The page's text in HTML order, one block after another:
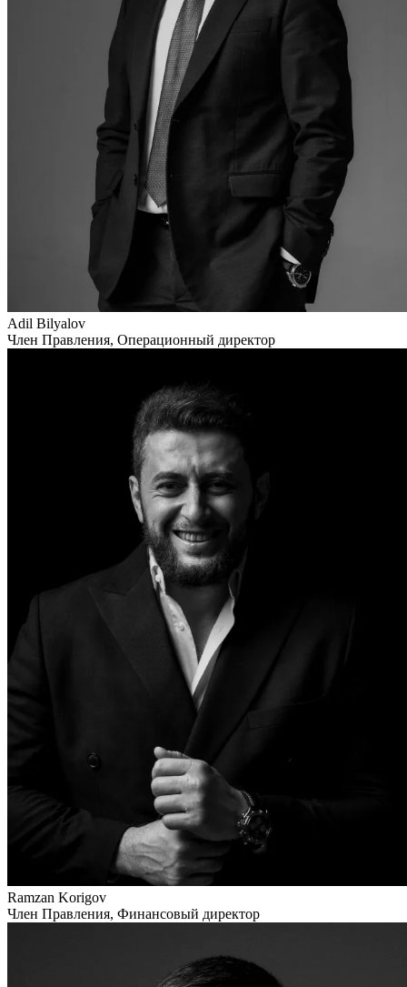
Adil Bilyalov
Член Правления, Операционный директор
Ramzan Korigov
Член Правления, Финансовый директор